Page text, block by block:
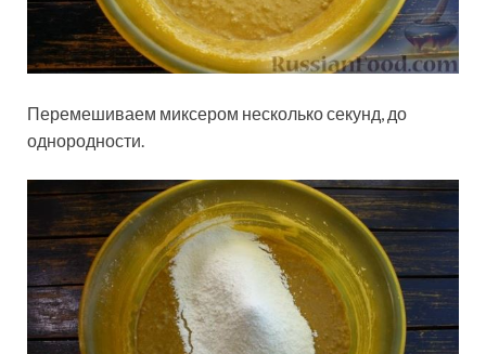
Перемешиваем миксером несколько секунд, до
однородности.